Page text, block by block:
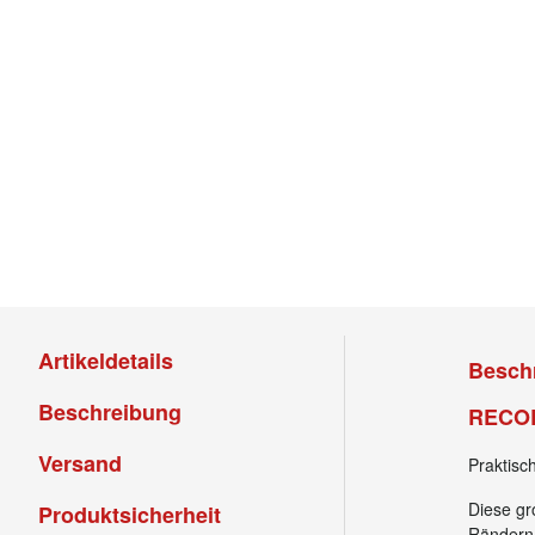
Artikeldetails
Beschreibung
Versand
Produktsicherheit
Diese